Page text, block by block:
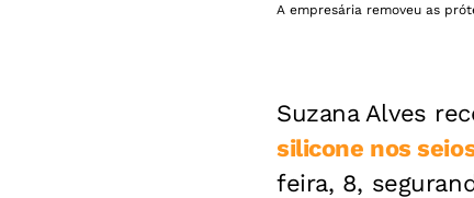
A empresária removeu as
Suzana Alves
silicone nos
feira, 8,